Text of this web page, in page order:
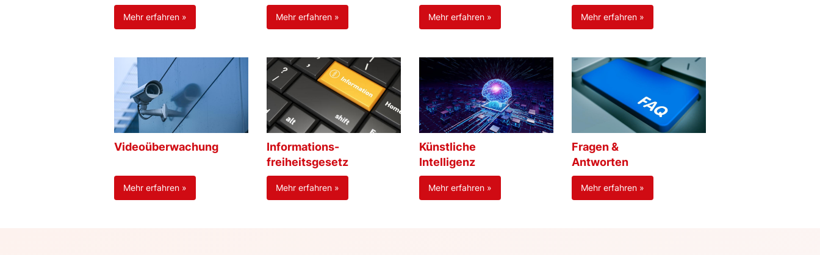
Mehr erfahren » Mehr erfahren » Mehr erfahren » Mehr erfahren »
Videoüberwachung
Mehr erfahren »
Informations-
freiheitsgesetz
Mehr erfahren »
Künstliche
Intelligenz
Mehr erfahren »
Fragen &
Antworten
Mehr erfahren »